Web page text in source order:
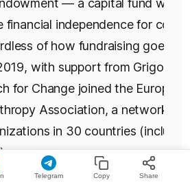
— a capital fund
financial independence for core
of how fundraising goes in
with support from Grigory
for Change joined the European
Association, a network of
in 30 countries
Telegram Copy Share